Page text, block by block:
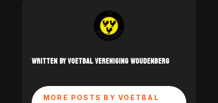
WRITTEN BY VOETBAL VERENIGING WOUDENBERG
MORE POSTS BY VOETBAL